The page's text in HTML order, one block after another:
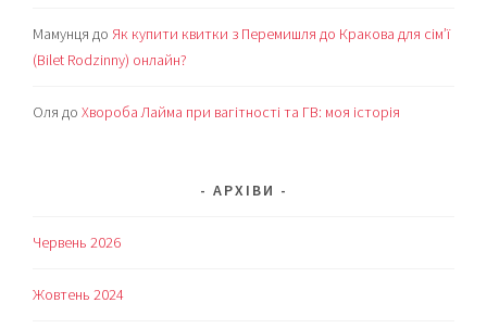
Мамунця до Як купити квитки з Перемишля до Кракова для сім’ї
(Bilet Rodzinny) онлайн?
Оля доХвороба Лайма при вагітності та ГВ: моя історія
АРХІВИ
Червень 2026
Жовтень 2024